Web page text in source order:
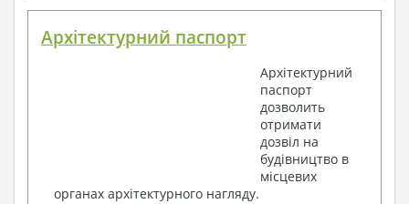
Архітектурний паспорт
Архітектурний
паспорт
дозволить
отримати
дозвіл на
будівництво в
місцевих
органах архітектурного нагляду.